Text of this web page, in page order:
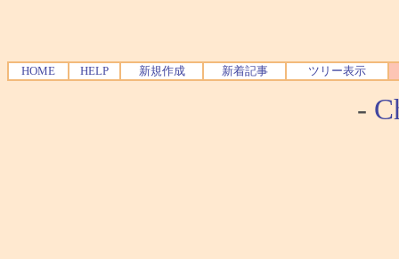
HOME HELP 新規作成 新着記事 ツリー表示
-